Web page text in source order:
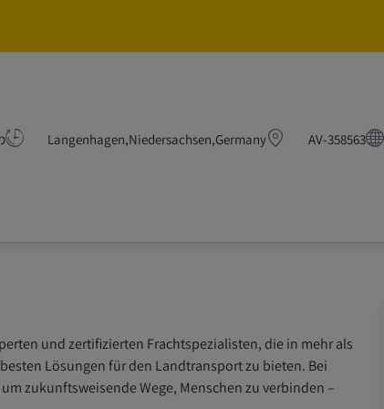
AV-358563
Langenhagen,Niedersachsen,Germany
und zertifizierten Frachtspezialisten, die in mehr als
Lösungen für den Landtransport zu bieten. Bei
zukunftsweisende Wege, Menschen zu verbinden –